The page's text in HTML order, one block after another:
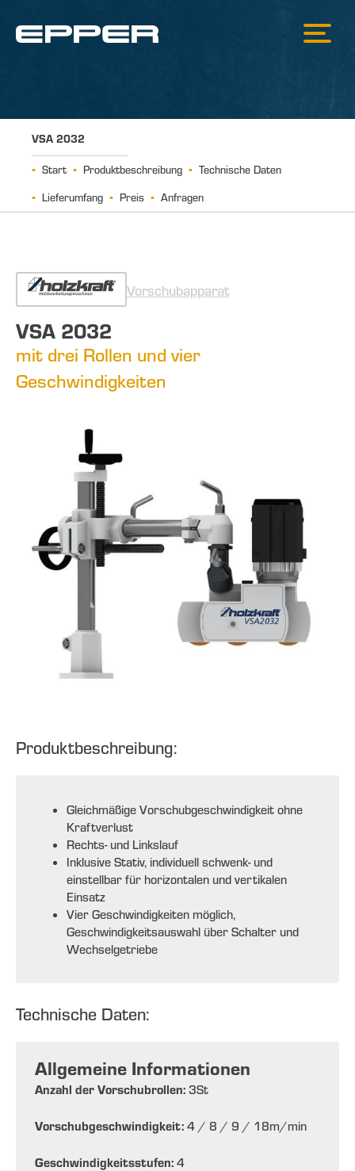
VSA 2032
Start Produktbeschreibung
Technische Daten
Lieferumfang
Preis Anfragen
Vorschubapparat
VSA 2032
mit drei Rollen und vier
Geschwindigkeiten
Produktbeschreibung:
Gleichmäßige Vorschubgeschwindigkeit ohne
Kraftverlust
Rechts- und Linkslauf
Inklusive Stativ, individuell schwenk- und
einstellbar für horizontalen und vertikalen
Einsatz
Vier Geschwindigkeiten möglich,
Geschwindigkeitsauswahl über Schalter und
Wechselgetriebe
Technische Daten:
Allgemeine Informationen
Anzahl der Vorschubrollen: 3St
Vorschubgeschwindigkeit: 4 / 8 / 9 / 18m/min
Geschwindigkeitsstufen: 4